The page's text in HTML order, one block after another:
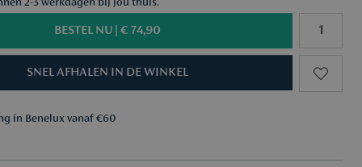
2-3 werkdagen bij jou thuis.
BESTEL NU | € 74,90
SNEL AFHALEN IN DE WINKEL
in Benelux vanaf €60